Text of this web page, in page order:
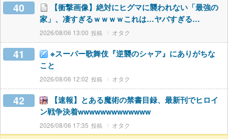
40
【衝撃画像】絶対にヒグマに襲われない「最強の
家」、凄すぎるｗｗｗｗこれは…ヤバすぎる…
2026/08/06 13:00 オタク
41
※スーパー歌舞伎『逆襲のシャア』にありがちな
こと
2026/08/06 12:02 オタク
42
【速報】とある魔術の禁書目録、最新刊でヒロイ
ン戦争決着wwwwwwwwwwwww
2026/08/06 17:35 オタク